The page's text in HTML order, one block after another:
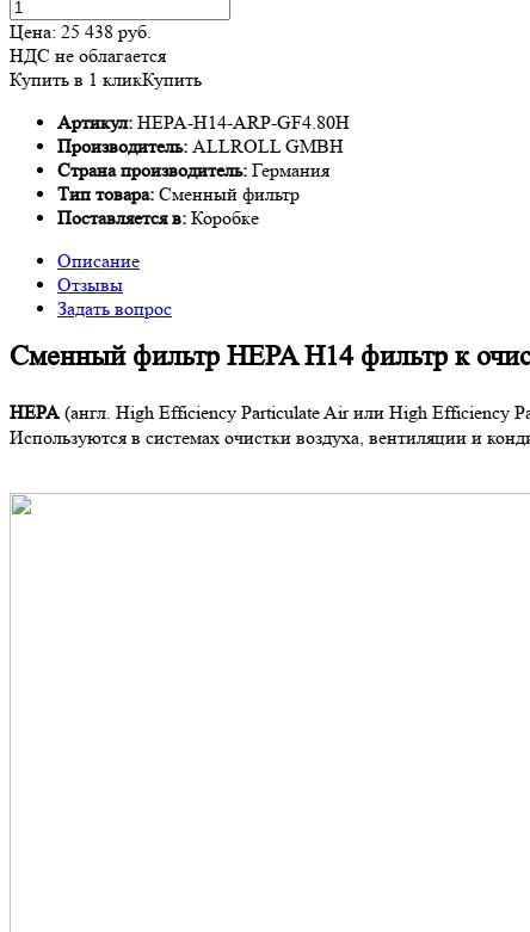
Цена: 25 438 руб.
НДС не облагается
Купить в 1 кликКупить
Артикул: HEPA-H14-ARP-GF4.80H
Производитель: ALLROLL GMBH
Страна производитель: Германия
Тип товара: Сменный фильтр
Поставляется в: Коробке
Описание
Отзывы
Задать вопрос
Сменный фильтр HEPA H14 фильтр к
HEPA (англ. High Efficiency Particulate Airили High Efficiency
Используются в системах очистки воздуха, вентиляции и